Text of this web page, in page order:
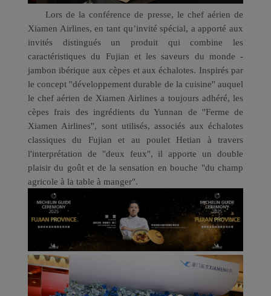
Lors de la conférence de presse, le chef aérien de
Xiamen Airlines, en tant qu’invité spécial, a apporté aux
invités distingués un produit qui combine les
caractéristiques du Fujian et les saveurs du monde -
jambon ibérique aux cèpes et aux échalotes. Inspirés par
le concept ''développement durable de la cuisine'' auquel
le chef aérien de Xiamen Airlines a toujours adhéré, les
cèpes frais des ingrédients du Yunnan de ''Ferme de
Xiamen Airlines'', sont utilisés, associés aux échalotes
classiques du Fujian et au poulet Hetian à travers
l'interprétation de ''deux feux", il apporte un double
plaisir du goût et de la sensation en bouche "du champ
agricole à la table à manger".